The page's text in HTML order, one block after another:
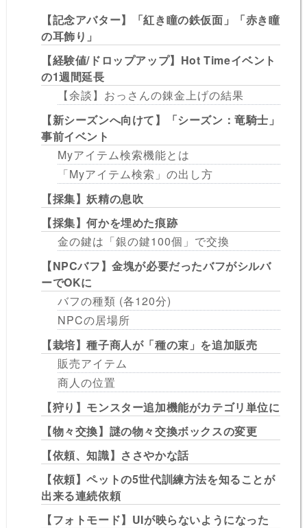
【記念アバター】「紅き瞳の鉄仮面」「赤き瞳
の耳飾り」
【経験値/ドロップアップ】Hot Timeイベント
の1週間延長
【余談】おっさんの錬金上げの結果
【新シーズンへ向けて】「シーズン：竜騎士」
事前イベント
Myアイテム検索機能とは
「Myアイテム検索」の出し方
【採集】妖精の息吹
【採集】何かを埋めた痕跡
金の鍵は「銀の鍵100個」で交換
【NPCバフ】金塊が必要だったバフがシルバ
ーでOKに
バフの種類 (各120分)
NPCの居場所
【栽培】種子商人が「種の束」を追加販売
販売アイテム
商人の位置
【狩り】モンスター追加機能がカテゴリ単位に
【物々交換】謎の物々交換ボックスの変更
【依頼、知識】ささやかな話
【依頼】ペットの5世代訓練方法を知ることが
出来る連続依頼
【フォトモード】UIが映らないようになった